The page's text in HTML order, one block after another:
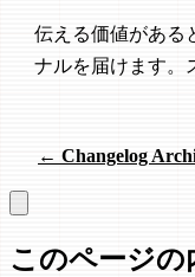
伝える価値がある
ナルを届けます。
← Changelog
このページの